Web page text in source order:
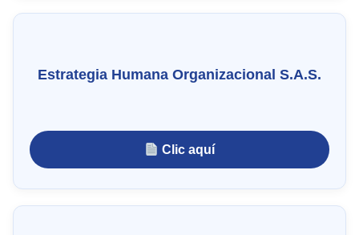
Estrategia Humana Organizacional S.A.S.
Clic aquí